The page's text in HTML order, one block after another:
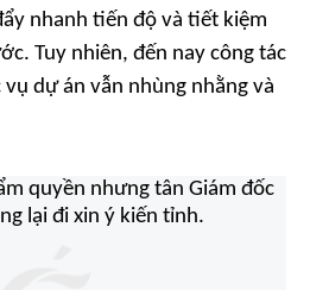
nhanh tiến độ và tiết kiệm
Tuy nhiên, đến nay công tác
dự án vẫn nhùng nhằng và